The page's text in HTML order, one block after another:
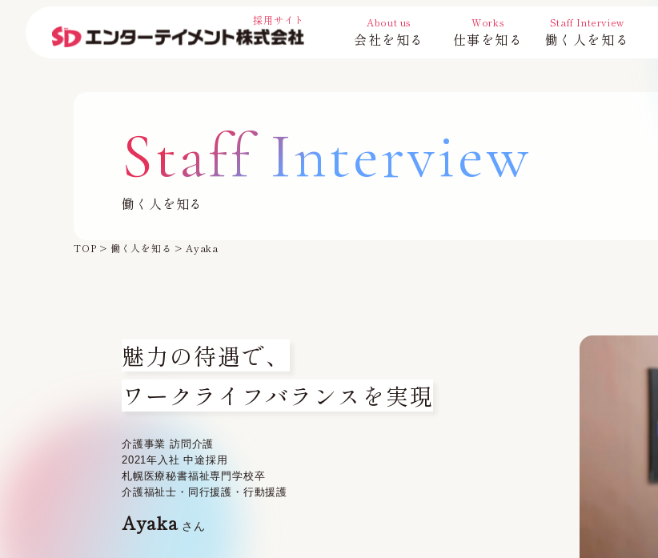
採用サイト About us
会社を知る
Works
仕事を知る
Staff Interview
働く人を知る
Staff Interview
働く人を知る
TOP > 働く人を知る > Ayaka
魅力の待遇で、
ワークライフバランスを実現
介護事業 訪問介護
2021年入社 中途採用
札幌医療秘書福祉専門学校卒
介護福祉士・同行援護・行動援護
Ayaka さん